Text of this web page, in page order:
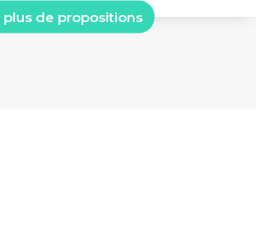
plus de propositions